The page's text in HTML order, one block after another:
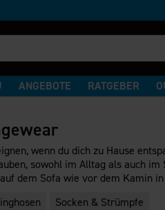
ANGEBOTE RATGEBER
wenn du dich zu Hause
sowohl im Alltag als auch
dem Sofa wie vor dem Kamin
Socken & Strümpfe